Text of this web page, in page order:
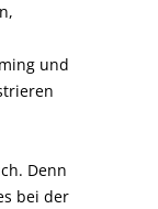
und
Denn
bei der